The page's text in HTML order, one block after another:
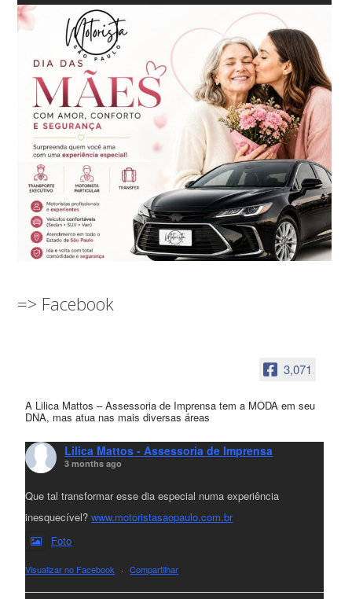
=> Facebook
3,071
A Lilica Mattos – Assessoria de Imprensa tem a MODA em seu
DNA, mas atua nas mais diversas áreas
Lilica Mattos - Assessoria de Imprensa
3 months ago
Que tal transformar esse dia especial numa experiência
inesquecível?www.motoristasaopaulo.com.br
Foto
Visualizar no Facebook · Compartilhar